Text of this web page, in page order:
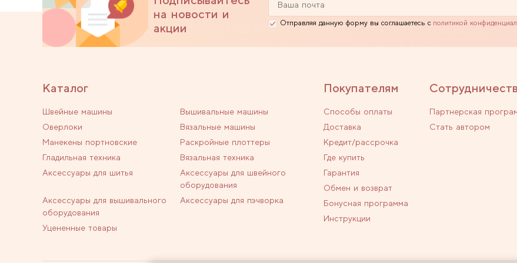
на новости и
акции
Отправляя данную форму вы соглашаетесь с политикой
Каталог
Швейные машины
Вышивальные машины
Оверлоки
Вязальные машины
Манекены портновские
Раскройные плоттеры
Гладильная техника
Вязальная техника
Аксессуары для шитья
Аксессуары для швейного
оборудования
Аксессуары для вышивального
оборудования
Аксессуары для пэчворка
Уцененные товары
Покупателям
Способы оплаты
Доставка
Кредит/рассрочка
Где купить
Гарантия
Обмен и возврат
Бонусная программа
Инструкции
Партнерская
Стать автором